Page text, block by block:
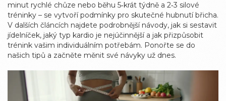
minut rychlé chůze nebo běhu 5‑krát týdně a 2‑3 silové
tréninky – se vytvoří podmínky pro skutečné hubnutí břicha.
V dalších článcích najdete podrobnější návody, jak si sestavit
jídelníček, jaký typ kardio je nejúčinnější a jak přizpůsobit
trénink vašim individuálním potřebám. Ponořte se do
našich tipů a začněte měnit své návyky už dnes.